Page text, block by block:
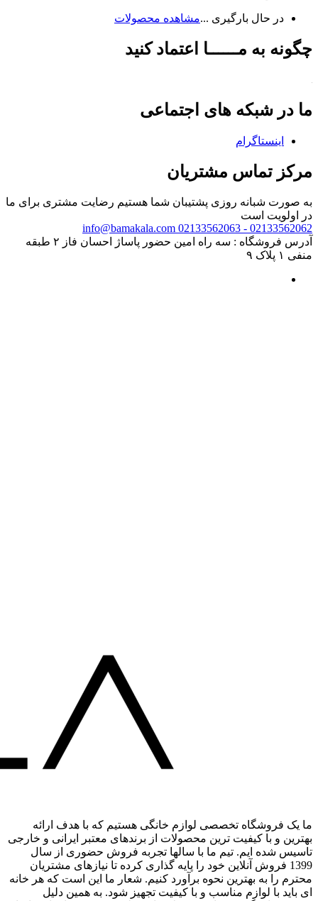
در حال بارگیری ...مشاهده محصولات
چگونه به مــــــا اعتماد کنید
ما در شبکه های اجتماعی
اینستاگرام
مرکز تماس مشتریان
به صورت شبانه روزی پشتیبان شما هستیم رضایت مشتری برای ما
در اولویت است
02133562062 - 02133562063
info@bamakala.com
آدرس فروشگاه : سه راه امین حضور پاساژ احسان فاز ۲ طبقه
منفی ۱ پلاک ۹
ما یک فروشگاه تخصصی لوازم خانگی هستیم که با هدف ارائه
بهترین و با کیفیت ترین محصولات از برندهای معتبر ایرانی و خارجی
تاسیس شده ایم. تیم ما با سالها تجربه فروش حضوری از سال
1399 فروش آنلاین خود را پایه گذاری کرده تا نیازهای مشتریان
محترم را به بهترین نحوه برآورد کنیم. شعار ما این است که هر خانه
ای باید با لوازم مناسب و با کیفیت تجهیز شود. به همین دلیل